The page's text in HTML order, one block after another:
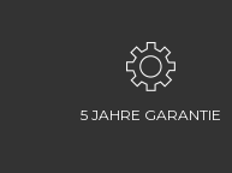
5 JAHRE GARANTIE